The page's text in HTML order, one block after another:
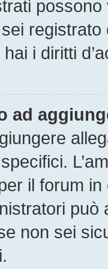
i diritti
ad
il forum
può
non sei